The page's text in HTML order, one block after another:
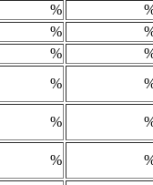
%
%
%
%
%
%